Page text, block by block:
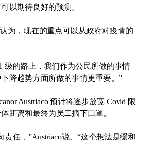
以期待良好的预测。
为，现在的重点可以从政府对疫情的
级的路上，我们作为公民所做的事情
降趋势方面所做的事情更重要。”
Austriaco 预计将逐步放宽 Covid 限
距离和最终为员工摘下口罩。
责任，”Austriaco说。“这个想法是缓和